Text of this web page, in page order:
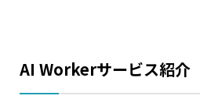
AI Workerサービス紹介